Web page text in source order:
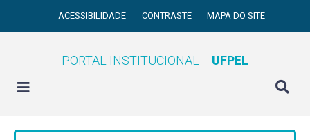
ACESSIBILIDADE CONTRASTE MAPA DO SITE
PORTAL INSTITUCIONAL UFPEL